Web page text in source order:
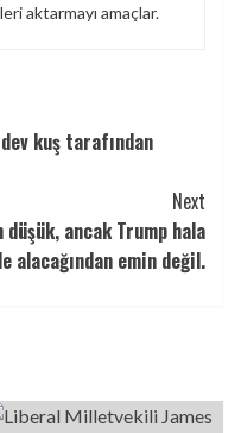
aktarmayı amaçlar.
kuş tarafından
Next
ancak Trump hala
alacağından emin değil.